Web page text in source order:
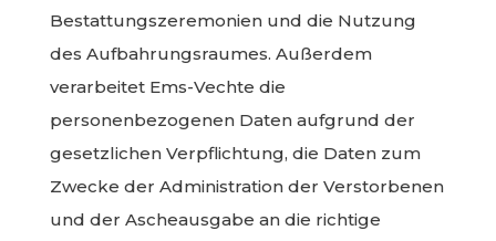
Bestattungszeremonien und die Nutzung
des Aufbahrungsraumes. Außerdem
verarbeitet Ems-Vechte die
personenbezogenen Daten aufgrund der
gesetzlichen Verpflichtung, die Daten zum
Zwecke der Administration der Verstorbenen
und der Ascheausgabe an die richtige